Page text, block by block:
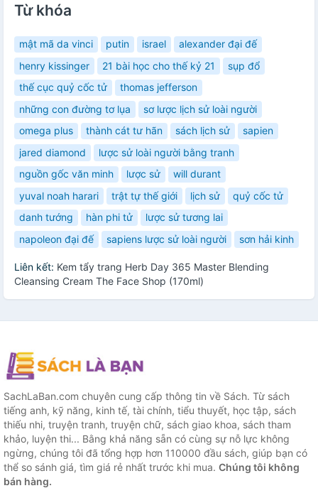
Từ khóa
mật mã da vinci putin israel
alexander đại đế
henry kissinger
21 bài học cho thế kỷ 21
sụp đổ
thế cục quỷ cốc tử
thomas jefferson
những con đường tơ lụa
sơ lược lịch sử loài người
omega plus
thành cát tư hãn sách lịch sử
sapien
jared diamond
lược sử loài người bằng tranh
nguồn gốc văn minh
lược sử
will durant
yuval noah harari
trật tự thế giới lịch sử
quỷ cốc tử
danh tướng
hàn phi tử
lược sử tương lai
napoleon đại đế
sapiens lược sử loài người sơn hải kinh
Liên kết: Kem tẩy trang Herb Day 365 Master Blending
Cleansing Cream The Face Shop (170ml)
SachLaBan.com chuyên cung cấp thông tin về Sách. Từ sách
tiếng anh, kỹ năng, kinh tế, tài chính, tiểu thuyết, học tập, sách
thiếu nhi, truyện tranh, truyện chữ, sách giao khoa, sách tham
khảo, luyện thi... Bằng khả năng sẵn có cùng sự nỗ lực không
ngừng, chúng tôi đã tổng hợp hơn 110000 đầu sách, giúp bạn có
thể so sánh giá, tìm giá rẻ nhất trước khi mua. Chúng tôi không
bán hàng.